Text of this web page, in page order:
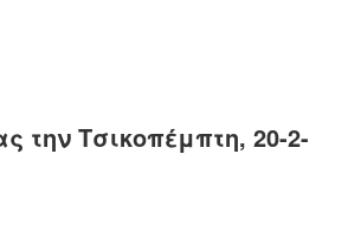
την Τσικοπέμπτη, 20-2-